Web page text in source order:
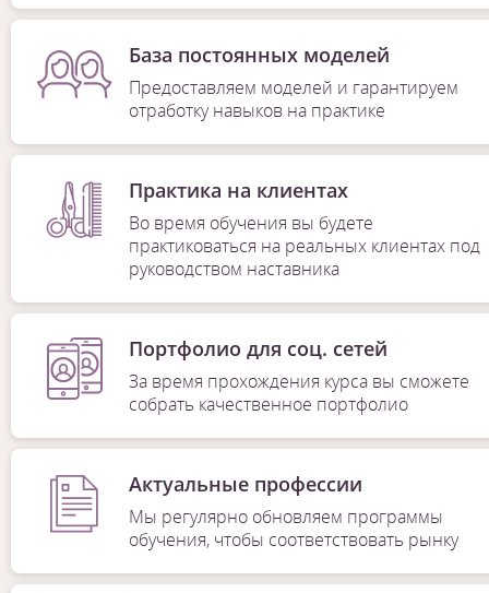
База постоянных моделей
Предоставляем моделей и гарантируем
отработку навыков на практике
Практика на клиентах
Во время обучения вы будете
практиковаться на реальных клиентах под
руководством наставника
Портфолио для соц. сетей
За время прохождения курса вы сможете
собрать качественное портфолио
Актуальные профессии
Мы регулярно обновляем программы
обучения, чтобы соответствовать рынку